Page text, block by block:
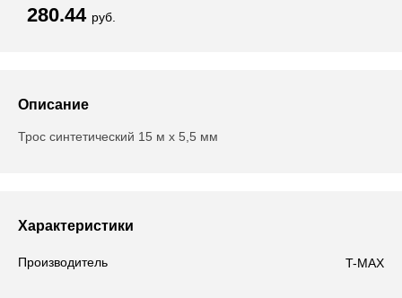
280.44 руб.
Описание
Трос синтетический 15 м х 5,5 мм
Характеристики
Производитель T-MAX